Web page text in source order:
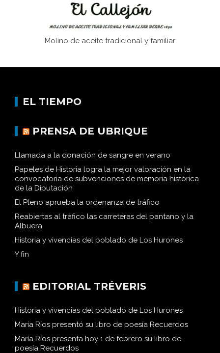
Molino de aceite tradicional y familiar
EL TIEMPO
PRENSA DE UBRIQUE
Llamada a la donación de sangre en verano
Papeles de Historia logra la mejor valoración en la
convocatoria de subvenciones de memoria histórica
de la Diputación
El Pleno aprueba la ordenanza de tráfico
Reabiertas al tráfico las carreteras del pantano y la
Albuera
Historia y vivencias del poblado de Los Hurones
Y fin
EDITORIAL TRÉVERIS
Historia y vivencias del poblado de Los Hurones
María Ríos presentó su libro de poesía Recuerdos
María Ríos presenta hoy 1 de febrero su libro de
poesía Recuerdos